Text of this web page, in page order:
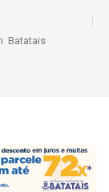
e entidade define